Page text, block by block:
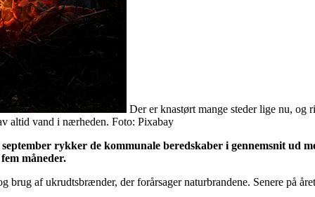
Der er knastørt mange steder lige nu,
altid vand i nærheden. Foto: Pixabay
rykker de kommunale beredskaber i gennemsnit ud
måneder.
af ukrudtsbrænder, der forårsager naturbrandene. Senere på